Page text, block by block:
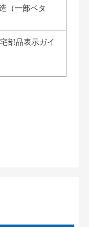
（一部ベタ
品表示ガイ